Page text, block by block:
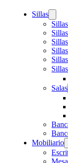
Sillas
Salas
Mobiliario